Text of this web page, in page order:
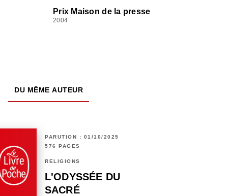
Prix Maison de la presse
2004
DU MÊME AUTEUR
PARUTION : 01/10/2025
576 PAGES
RELIGIONS
L'ODYSSÉE DU
SACRÉ